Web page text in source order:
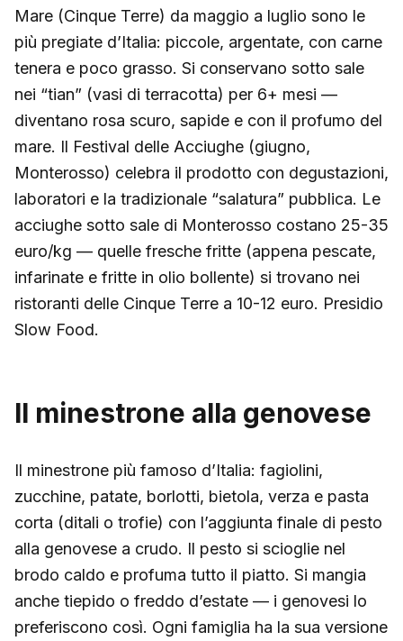
Mare (Cinque Terre) da maggio a luglio sono le
più pregiate d’Italia: piccole, argentate, con carne
tenera e poco grasso. Si conservano sotto sale
nei “tian” (vasi di terracotta) per 6+ mesi —
diventano rosa scuro, sapide e con il profumo del
mare. Il Festival delle Acciughe (giugno,
Monterosso) celebra il prodotto con degustazioni,
laboratori e la tradizionale “salatura” pubblica. Le
acciughe sotto sale di Monterosso costano 25-35
euro/kg — quelle fresche fritte (appena pescate,
infarinate e fritte in olio bollente) si trovano nei
ristoranti delle Cinque Terre a 10-12 euro. Presidio
Slow Food.
Il minestrone alla genovese
Il minestrone più famoso d’Italia: fagiolini,
zucchine, patate, borlotti, bietola, verza e pasta
corta (ditali o trofie) con l’aggiunta finale di pesto
alla genovese a crudo. Il pesto si scioglie nel
brodo caldo e profuma tutto il piatto. Si mangia
anche tiepido o freddo d’estate — i genovesi lo
preferiscono così. Ogni famiglia ha la sua versione